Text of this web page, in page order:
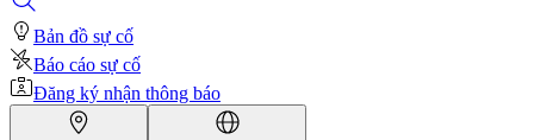
Bản đồ sự cố
Báo cáo sự cố
Đăng ký nhận thông báo